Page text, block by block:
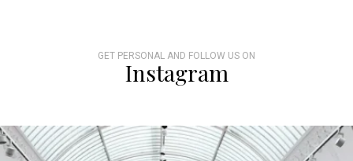
GET PERSONAL AND FOLLOW US ON
Instagram